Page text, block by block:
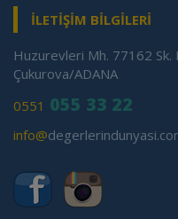
İLETİŞİM BİLGİLERİ
Huzurevleri Mh. 77162
Çukurova/ADANA
0551 055 33 22
info@